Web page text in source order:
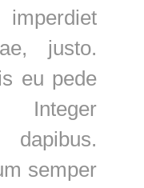
imperdiet
justo.
eu pede
Integer
semper